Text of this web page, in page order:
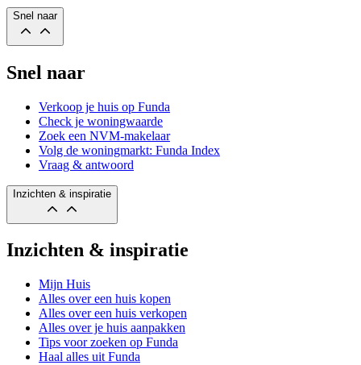
Snel naar
Snel naar
Verkoop je huis op Funda
Check je woningwaarde
Zoek een NVM-makelaar
Volg de woningmarkt: Funda Index
Vraag & antwoord
Inzichten & inspiratie
Inzichten & inspiratie
Mijn Huis
Alles over een huis kopen
Alles over een huis verkopen
Alles over je huis aanpakken
Tips voor zoeken op Funda
Haal alles uit Funda